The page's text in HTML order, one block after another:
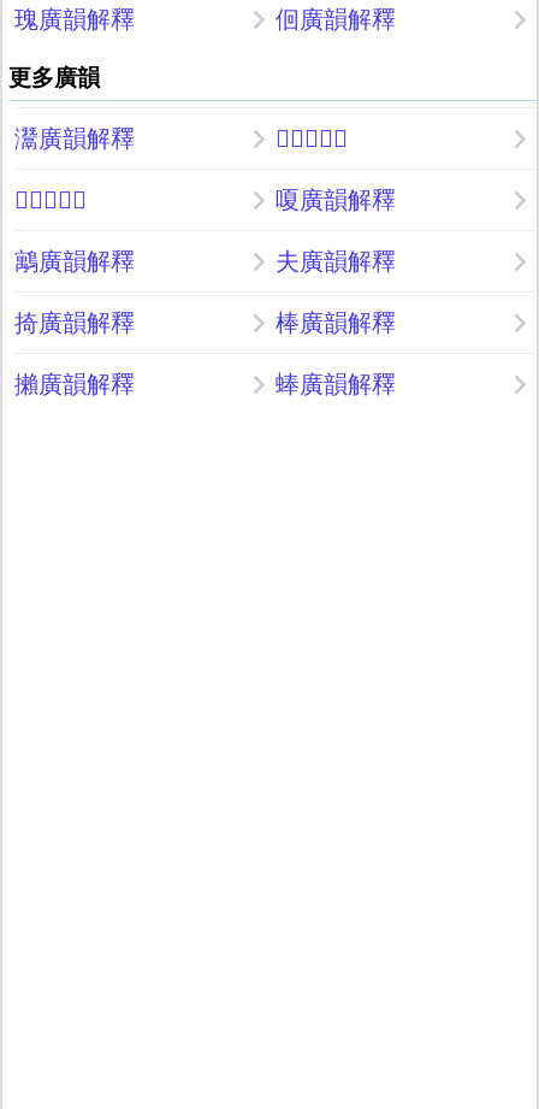
瑰廣韻解釋 佪廣韻解釋
更多廣韻
灊廣韻解釋 𦪇廣韻解釋
𥷤廣韻解釋 嗄廣韻解釋
䴁廣韻解釋 夫廣韻解釋
掎廣韻解釋 棒廣韻解釋
攋廣韻解釋 蜯廣韻解釋